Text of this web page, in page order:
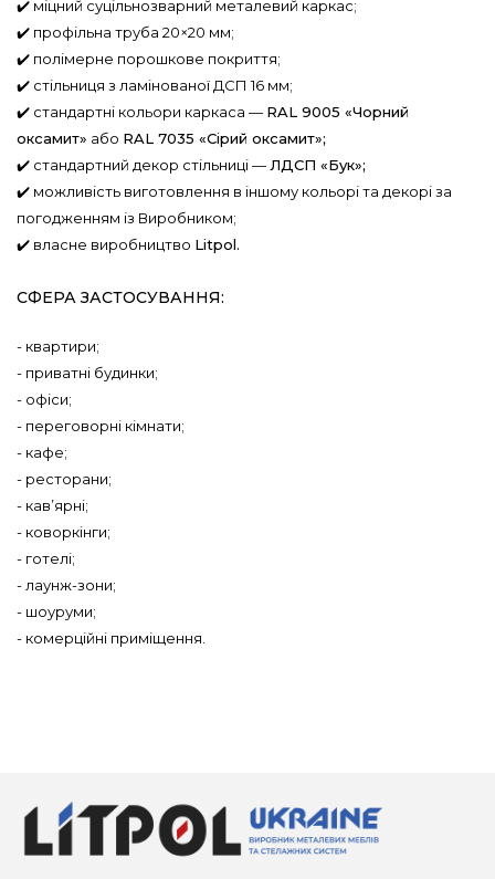
✔️ міцний суцільнозварний металевий каркас;
✔️ профільна труба 20×20 мм;
✔️ полімерне порошкове покриття;
✔️ стільниця з ламінованої ДСП 16 мм;
✔️ стандартні кольори каркаса — RAL 9005 «Чорний
оксамит» або RAL 7035 «Сірий оксамит»;
✔️ стандартний декор стільниці —ЛДСП «Бук»;
✔️ можливість виготовлення в іншому кольорі та декорі за
погодженням із Виробником;
✔️ власне виробництво Litpol.
СФЕРА ЗАСТОСУВАННЯ:
- квартири;
- приватні будинки;
- офіси;
- переговорні кімнати;
- кафе;
- ресторани;
- кав’ярні;
- коворкінги;
- готелі;
- лаунж-зони;
- шоуруми;
- комерційні приміщення.